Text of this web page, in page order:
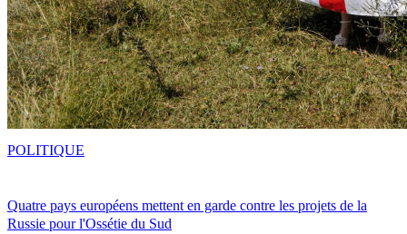
Quatre pays européens mettent en garde contre les projets de la
Russie pour l'Ossétie du Sud
POLITIQUE